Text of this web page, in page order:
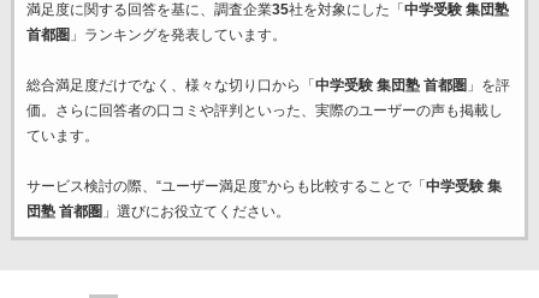
満足度に関する回答を基に、調査企業35社を対象にした「 中学受験 集団塾
首都圏 」ランキングを発表しています。
総合満足度だけでなく、様々な切り口から「 中学受験 集団塾 首都圏 」を評
価。さらに回答者の口コミや評判といった、実際のユーザーの声も掲載し
ています。
サービス検討の際、“ユーザー満足度”からも比較することで「 中学受験 集
団塾 首都圏 」選びにお役立てください。